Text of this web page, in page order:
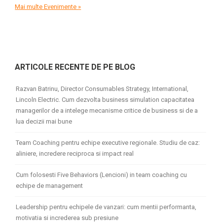
Mai multe Evenimente »
ARTICOLE RECENTE DE PE BLOG
Razvan Batrinu, Director Consumables Strategy, International,
Lincoln Electric. Cum dezvolta business simulation capacitatea
managerilor de a intelege mecanisme critice de business si de a
lua decizii mai bune
Team Coaching pentru echipe executive regionale. Studiu de caz:
aliniere, incredere reciproca si impact real
Cum folosesti Five Behaviors (Lencioni) in team coaching cu
echipe de management
Leadership pentru echipele de vanzari: cum mentii performanta,
motivatia si increderea sub presiune